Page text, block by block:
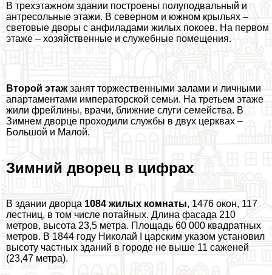
В трехэтажном здании построены полуподвальный и
антресольные этажи. В северном и южном крыльях –
световые дворы с анфиладами жилых покоев. На первом
этаже – хозяйственные и служебные помещения.
Второй этажзанят торжественными залами и личными
апартаментами императорской семьи. На третьем этаже
жили фрейлины, врачи, ближние слуги семейства. В
Зимнем дворце проходили службы в двух церквах –
Большой и Малой.
Зимний дворец в цифрах
В здании дворца 1084 жилых комнаты, 1476 окон, 117
лестниц, в том числе потайных. Длина фасада 210
метров, высота 23,5 метра. Площадь 60 000 квадратных
метров. В 1844 году Николай I царским указом установил
высоту частных зданий в городе не выше 11 саженей
(23,47 метра).